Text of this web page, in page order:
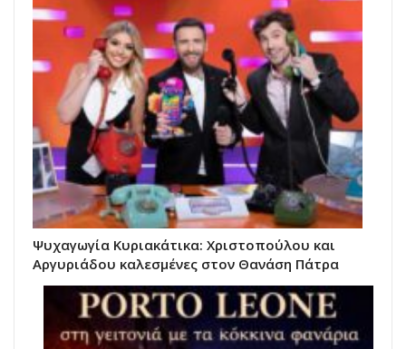
Ψυχαγωγία Κυριακάτικα: Χριστοπούλου και
Αργυριάδου καλεσμένες στον Θανάση Πάτρα